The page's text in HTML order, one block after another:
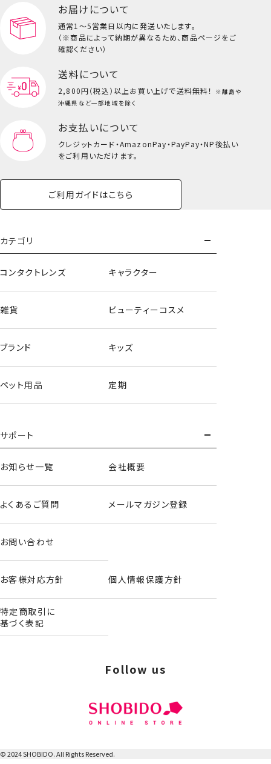
フェイスブラシ
＜ミップル＞
ビューティーコスメ一覧を見る
キッズ一覧を見る
お届けについて
通常1～5営業日以内に発送いたします。
（※商品によって納期が異なるため、商品ページをご
確認ください）
送料について
2,800円（税込）以上お買い上げで送料無料！
※離島や
沖縄県など一部地域を除く
お支払いについて
クレジットカード・AmazonPay・PayPay・NP後払い
をご利用いただけます。
ご利用ガイドはこちら
カテゴリ
コンタクトレンズ キャラクター
雑貨 ビューティーコスメ
ブランド キッズ
ペット用品 定期
サポート
お知らせ一覧 会社概要
よくあるご質問 メールマガジン登録
お問い合わせ
お客様対応方針 個人情報保護方針
特定商取引に
基づく表記
© 2024 SHOBIDO. All Rights Reserved.
Follow us